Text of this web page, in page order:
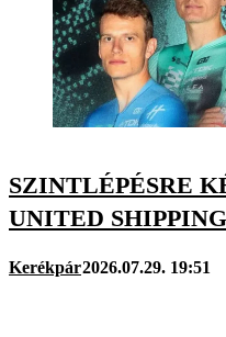
SZINTLÉPÉSRE
UNITED SHIPPING
Kerékpár2026.07.29. 19:51